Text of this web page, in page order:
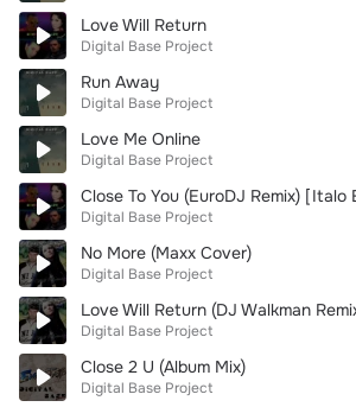
Love Will Return
Digital Base Project
Run Away
Digital Base Project
Love Me Online
Digital Base Project
Close To You (EuroDJ Remix) [Italo
Digital Base Project
No More (Maxx Cover)
Digital Base Project
Love Will Return (DJ Walkman
Digital Base Project
Close 2 U (Album Mix)
Digital Base Project